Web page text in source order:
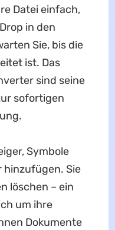
Datei einfach,
in den
Sie, bis die
ist. Das
sind seine
sofortigen
Symbole
hinzufügen. Sie
löschen – ein
um ihre
Dokumente